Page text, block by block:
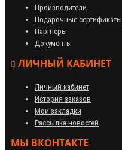
Производители
Подарочные сертификаты
Партнёры
Документы
ЛИЧНЫЙ КАБИНЕТ
Личный кабинет
История заказов
Мои закладки
Рассылка новостей
МЫ ВКОНТАКТЕ